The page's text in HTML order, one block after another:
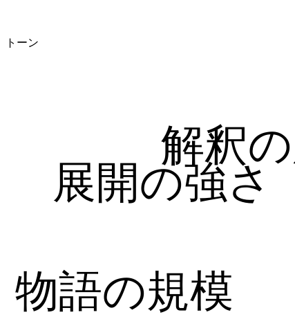
トーン
物語の規模
展開の強さ
解釈